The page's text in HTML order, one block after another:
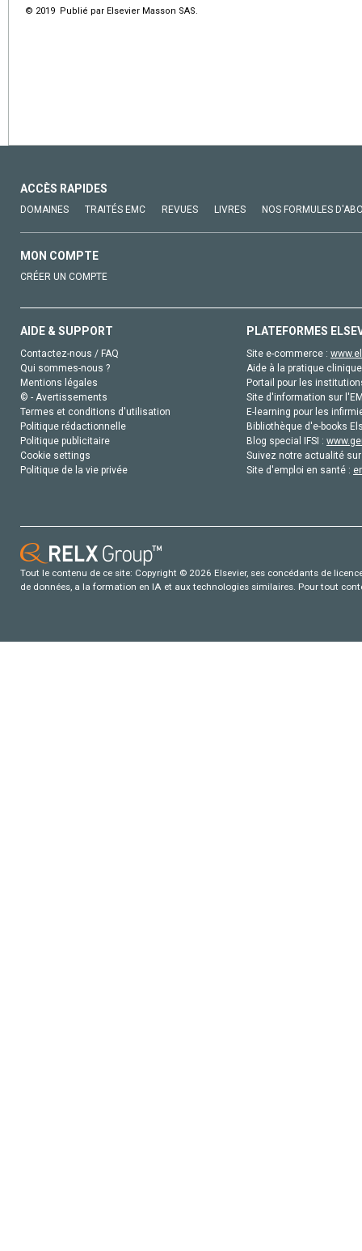
© 2019 Publié par Elsevier Masson SAS.
ACCÈS RAPIDES
DOMAINES TRAITÉS EMC REVUES LIVRES NOS FORMULES
MON COMPTE
CRÉER UN COMPTE
AIDE & SUPPORT
Contactez-nous / FAQ
Qui sommes-nous ?
Mentions légales
© - Avertissements
Termes et conditions d'utilisation
Politique rédactionnelle
Politique publicitaire
Cookie settings
Politique de la vie privée
PLATEFORMES
Site e-commerce :
Aide à la pratique
Portail pour les
Site d'information sur
E-learning pour les
Bibliothèque d'e-books
Blog special IFSI :
Suivez notre actualité
Site d'emploi en santé :
Tout le contenu de ce site: Copyright © 2026 Elsevier, ses concédants de
de données, a la formation en IA et aux technologies similaires. Pour tout